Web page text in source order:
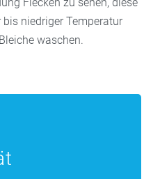
nied­riger Temperatur
waschen.